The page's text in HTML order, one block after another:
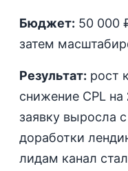
Бюджет: 50 000
затем
Результат: рост
снижение CPL на
заявку выросла с
доработки
лидам канал